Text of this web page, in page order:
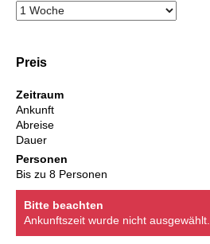
Preis
Zeitraum
Ankunft
Abreise
Dauer
Personen
Bis zu 8 Personen
Bitte beachten
Ankunftszeit wurde nicht ausgewählt.